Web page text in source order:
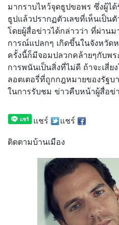
มากราบไหว้จุดธูปขอพร ซึ่งผู้ไ
ธูปแล้วปรากฏตัวเลขที่เห็นเป็น
โดยผู้สื่อข่าวได้กล่าวว่า ที่ผ่านม
การณ์แปลกๆ เกิดขึ้นในจังหวัด
ครั้งนี้ก็มีจอมปลวกคล้ายๆกับพร
การพนันเป็นสิ่งที่ไม่ดี ถ้าจะเสี่ย
ลอตเตอรี่ที่ถูกกฎหมายของรัฐ
ในการรับชม ข่าวคืบหน้าผู้สื่อข่
แชร์ แชร์
ติดตามบ้านเมือง